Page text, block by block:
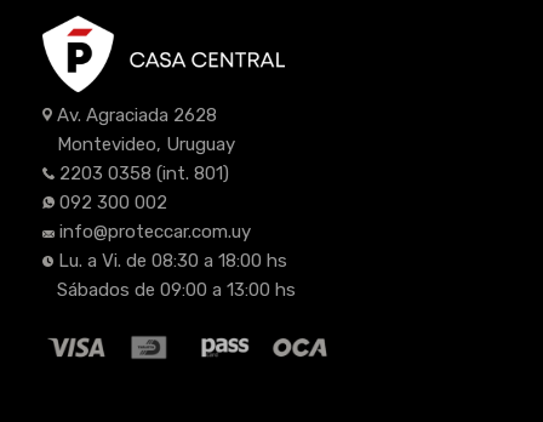
Av. Agraciada 2628
Montevideo, Uruguay
2203 0358 (int. 801)
092 300 002
info@proteccar.com.uy
Lu. a Vi. de 08:30 a 18:00 hs
Sábados de 09:00 a 13:00 hs